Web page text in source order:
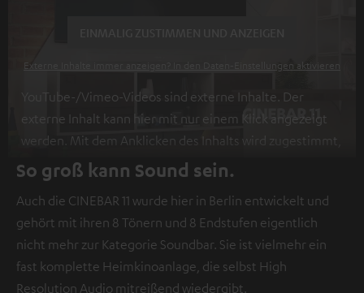
Externe Inhalte immer anzeigen? In den Daten‑Einstellungen aktivieren
YouTube-/Vimeo-Videos sind externe Inhalte. Der
externe Inhalt kann hier mit nur einem Klick angezeigt
werden. Mit dem Anklicken des Inhalts wird zugestimmt,
dass externe Inhalte angezeigt werden. Dabei können
personenbezogene Daten an Drittplattformen
übermittelt werden.Weitere Informationen sind in der
Datenschutzerklärung unter I zu finden.
So groß kann Sound sein.
Auch die CINEBAR 11 wurde hier in Berlin entwickelt und
gehört mit ihren 8 Tönern und 8 Endstufen eigentlich
nicht mehr zur Kategorie Soundbar. Sie ist vielmehr ein
fast komplette Heimkinoanlage, die selbst High
Resolution Audio mitreißend wiedergibt.